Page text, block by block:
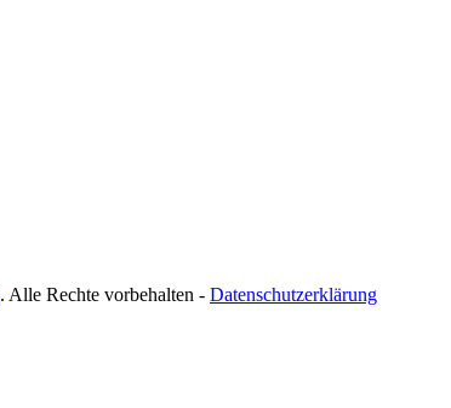
. Alle Rechte vorbehalten - Datenschutzerklärung